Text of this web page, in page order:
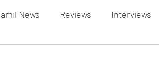
News Reviews Interviews
Gallery